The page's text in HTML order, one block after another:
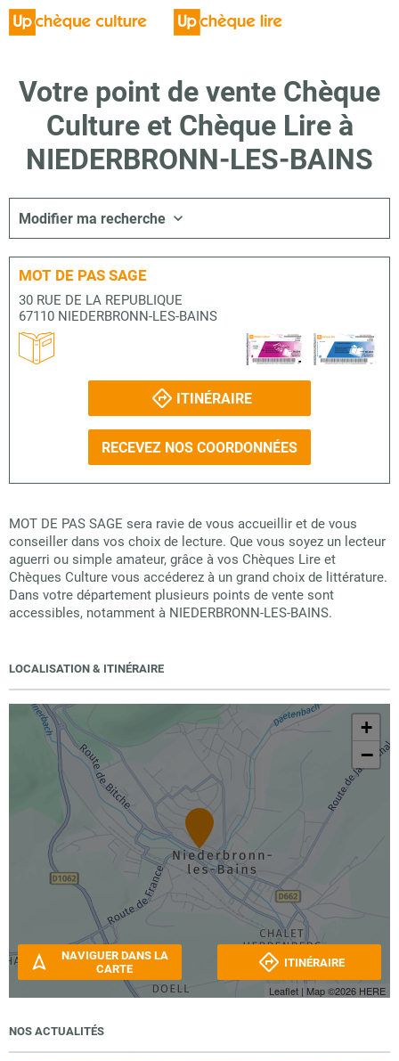
Votre point de vente Chèque
Culture et Chèque Lire à
NIEDERBRONN-LES-BAINS
Modifier ma recherche
MOT DE PAS SAGE
30 RUE DE LA REPUBLIQUE
67110 NIEDERBRONN-LES-BAINS
ITINÉRAIRE
RECEVEZ NOS COORDONNÉES
MOT DE PAS SAGE sera ravie de vous accueillir et de vous
conseiller dans vos choix de lecture. Que vous soyez un lecteur
aguerri ou simple amateur, grâce à vos Chèques Lire et
Chèques Culture vous accéderez à un grand choix de littérature.
Dans votre département plusieurs points de vente sont
accessibles, notamment à NIEDERBRONN-LES-BAINS.
LOCALISATION & ITINÉRAIRE
+
−
Leaflet | Map ©2026 HERE
NAVIGUER DANS LA
CARTE
ITINÉRAIRE
NOS ACTUALITÉS